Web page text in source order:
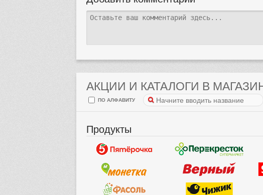
АКЦИИ И КАТАЛОГИ В
ПО АЛФАВИТУ
Продукты